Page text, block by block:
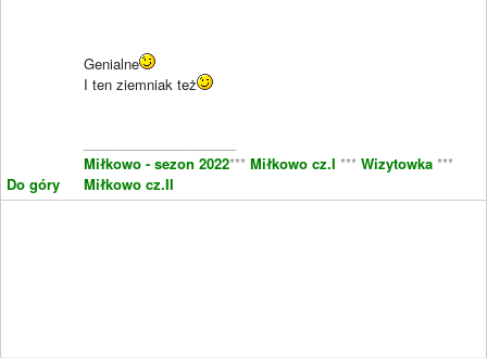
Do góry
Genialne
I ten ziemniak też
Miłkowo - sezon 2022*** Miłkowo cz.I *** Wizytowka ***
Miłkowo cz.II